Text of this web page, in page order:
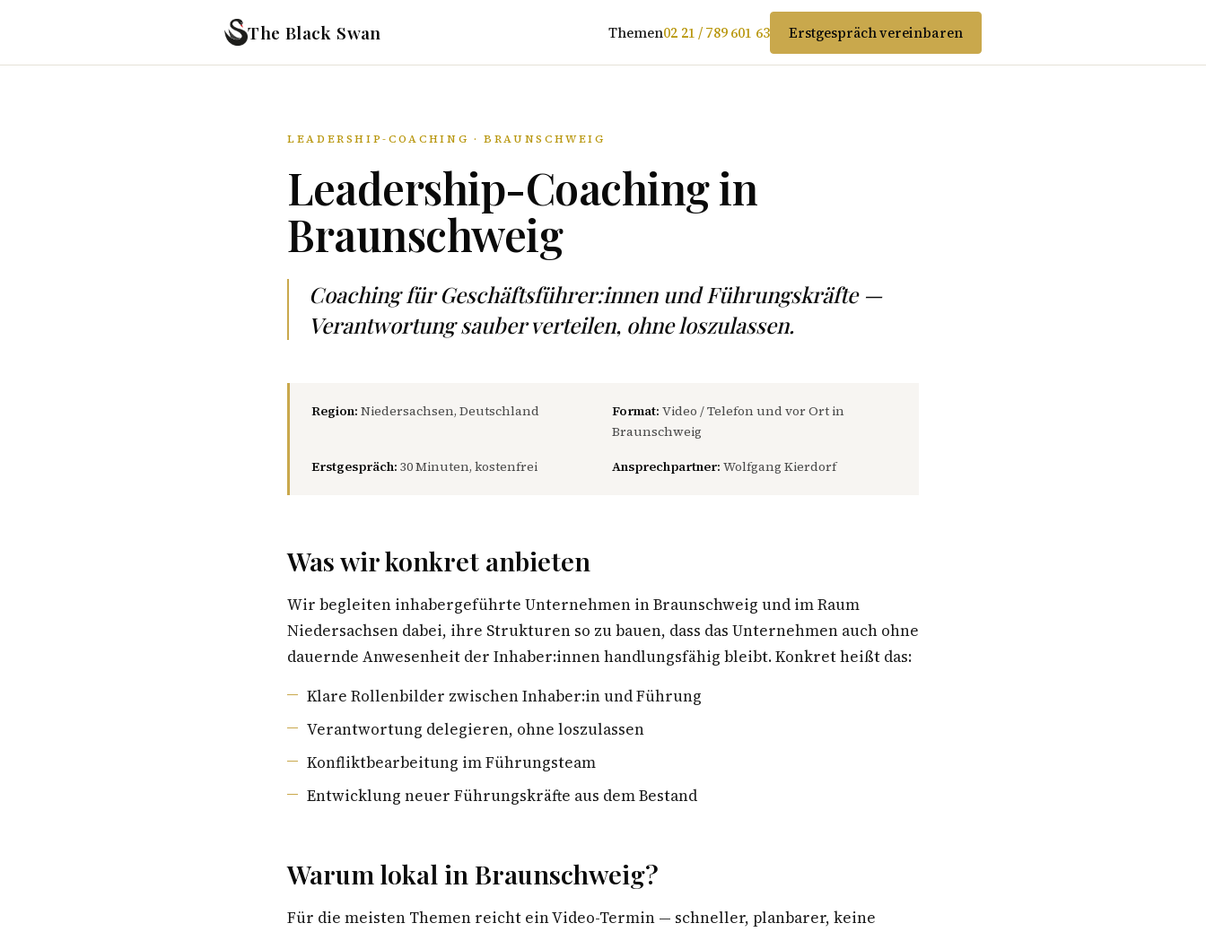
The Black Swan Themen02 21 / 789 601 63 Erstgespräch vereinbaren
LEADERSHIP-COACHING · BRAUNSCHWEIG
Leadership-Coaching in
Braunschweig
Coaching für Geschäftsführer:innen und Führungskräfte —
Verantwortung sauber verteilen, ohne loszulassen.
Region: Niedersachsen, Deutschland Format: Video / Telefon und vor Ort in
Braunschweig
Erstgespräch: 30 Minuten, kostenfrei Ansprechpartner: Wolfgang Kierdorf
Was wir konkret anbieten
Wir begleiten inhabergeführte Unternehmen in Braunschweig und im Raum
Niedersachsen dabei, ihre Strukturen so zu bauen, dass das Unternehmen auch ohne
dauernde Anwesenheit der Inhaber:innen handlungsfähig bleibt. Konkret heißt das:
Klare Rollenbilder zwischen Inhaber:in und Führung
Verantwortung delegieren, ohne loszulassen
Konfliktbearbeitung im Führungsteam
Entwicklung neuer Führungskräfte aus dem Bestand
Warum lokal in Braunschweig?
Für die meisten Themen reicht ein Video-Termin — schneller, planbarer, keine